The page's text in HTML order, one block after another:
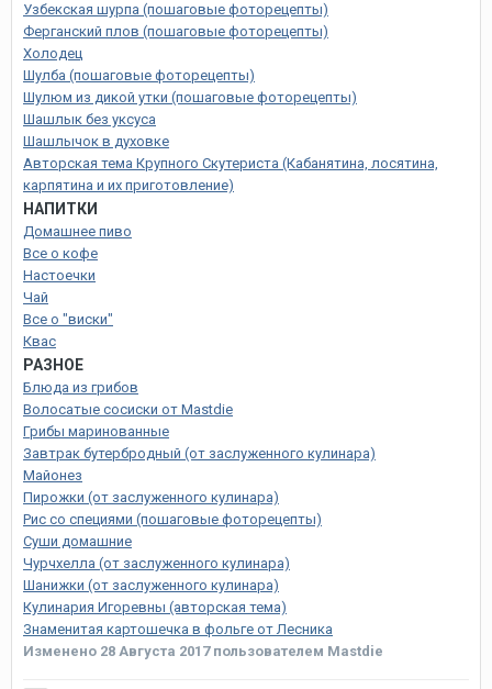
Узбекская шурпа (пошаговые фоторецепты)
Ферганский плов (пошаговые фоторецепты)
Холодец
Шулба (пошаговые фоторецепты)
Шулюм из дикой утки (пошаговые фоторецепты)
Шашлык без уксуса
Шашлычок в духовке
Авторская тема Крупного Скутериста (Кабанятина, лосятина,
карпятина и их приготовление)
НАПИТКИ
Домашнее пиво
Все о кофе
Настоечки
Чай
Все о "виски"
Квас
РАЗНОЕ
Блюда из грибов
Волосатые сосиски от Mastdie
Грибы маринованные
Завтрак бутербродный (от заслуженного кулинара)
Майонез
Пирожки (от заслуженного кулинара)
Рис со специями (пошаговые фоторецепты)
Суши домашние
Чурчхелла (от заслуженного кулинара)
Шанижки (от заслуженного кулинара)
Кулинария Игоревны (авторская тема)
Знаменитая картошечка в фольге от Лесника
Изменено 28 Августа 2017пользователем Mastdie